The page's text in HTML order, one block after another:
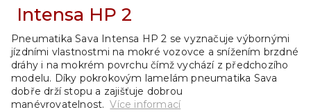
Intensa HP 2
Pneumatika Sava Intensa HP 2 se vyznačuje výbornými
jízdními vlastnostmi na mokré vozovce a snížením brzdné
dráhy i na mokrém povrchu čímž vychází z předchozího
modelu. Díky pokrokovým lamelám pneumatika Sava
dobře drží stopu a zajišťuje dobrou
manévrovatelnost. Více informací